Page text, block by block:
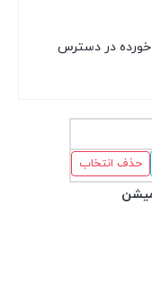
در دسترس
حذف انتخاب
میشن